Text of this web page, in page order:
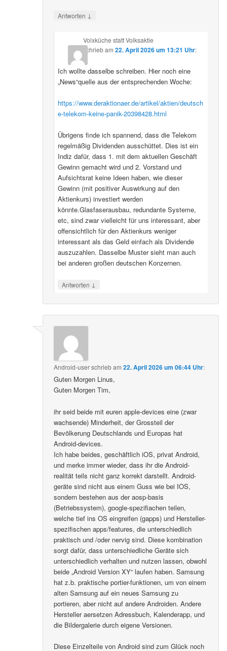
Antworten ↓
Volxküche statt Volksaktie
schriebam 22. April 2026 um 13:21 Uhr:
Ich wollte dasselbe schreiben. Hier noch eine
„News“quelle aus der entsprechenden Woche:
https://www.deraktionaer.de/artikel/aktien/deutsch
e-telekom-keine-panik-20398428.html
Übrigens finde ich spannend, dass die Telekom
regelmäßig Dividenden ausschüttet. Dies ist ein
Indiz dafür, dass 1. mit dem aktuellen Geschäft
Gewinn gemacht wird und 2. Vorstand und
Aufsichtsrat keine Ideen haben, wie dieser
Gewinn (mit positiver Auswirkung auf den
Aktienkurs) investiert werden
könnte.Glasfaserausbau, redundante Systeme,
etc, sind zwar vielleicht für uns interessant, aber
offensichtlich für den Aktienkurs weniger
interessant als das Geld einfach als Dividende
auszuzahlen. Dasselbe Muster sieht man auch
bei anderen großen deutschen Konzernen.
Antworten ↓
Android-userschriebam22. April 2026 um 06:44 Uhr:
Guten Morgen Linus,
Guten Morgen Tim,
ihr seid beide mit euren apple-devices eine (zwar
wachsende) Minderheit, der Grossteil der
Bevölkerung Deutschlands und Europas hat
Android-devices.
Ich habe beides, geschäftlich iOS, privat Android,
und merke immer wieder, dass ihr die Android-
realität teils nicht ganz korrekt darstellt. Android-
geräte sind nicht aus einem Guss wie bei IOS,
sondern bestehen aus der aosp-basis
(Betriebssystem), google-spezifiachen teilen,
welche tief ins OS eingreifen (gapps) und Hersteller-
spezifischen apps/features, die unterschiedlich
praktisch und /oder nervig sind. Diese kombination
sorgt dafür, dass unterschiedliche Geräte sich
unterschiedlich verhalten und nutzen lassen, obwohl
beide „Android Version XY“ laufen haben. Samsung
hat z.b. praktische portier-funktionen, um von einem
alten Samsung auf ein neues Samsung zu
portieren, aber nicht auf andere Androiden. Andere
Hersteller aersetzen Adressbuch, Kalenderapp, und
die Bildergalerie durch eigene Versionen.
Diese Einzelteile von Android sind zum Glück noch